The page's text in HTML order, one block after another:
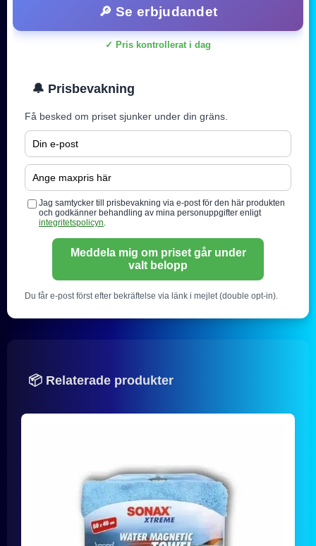
🔎 Se erbjudandet
✓ Pris kontrollerat i dag
🔔 Prisbevakning
Få besked om priset sjunker under din gräns.
Jag samtycker till prisbevakning via e-post för den här produkten
och godkänner behandling av mina personuppgifter enligt
integritetspolicyn.
Meddela mig om priset går under
valt belopp
Du får e-post först efter bekräftelse via länk i mejlet (double opt-in).
📦 Relaterade produkter